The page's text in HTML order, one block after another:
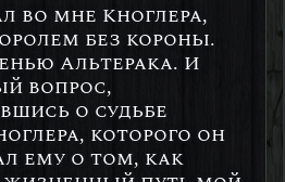
во мне Кноглера,
без короны.
Альтерака. И
вопрос,
о судьбе
которого он
ему о том, как